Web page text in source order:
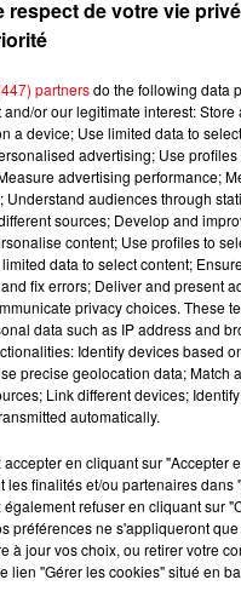
de coiffure fermé après un
: placé sous le statut
respect de votre vie
partnersdo the following data
or our legitimate interest: Store
a device; Use limited data to
advertising; Use
advertising performance;
Understand audiences through
sources; Develop and
content; Use profiles to
data to select content;
fix errors; Deliver and present
privacy choices. These
data such as IP address and
Identify devices based
precise geolocation data; Match
Link different devices;
automatically.
en cliquant sur "Accepter
les finalités et/ou partenaires dans
également refuser en cliquant sur
préférences ne s'appliqueront
à jour vos choix, ou retirer votre
lien "Gérer les cookies" situé en